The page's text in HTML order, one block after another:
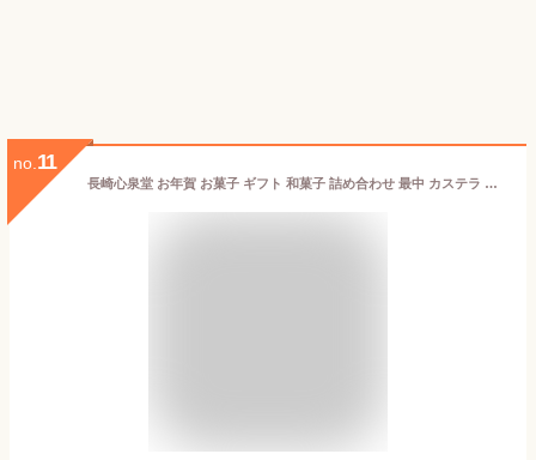
no. 11
長崎心泉堂 お年賀 お菓子 ギフト 和菓子 詰め合わせ 最中 カステラ セット ［御年賀 年賀 正月 冬ギフト 贈り物 帰省土産 手土産 お土産 高級 スイーツ グルメ 食品 食べ物 もなか］月 WGMF